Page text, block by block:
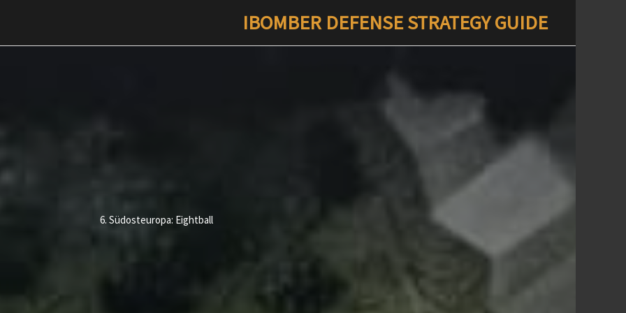
IBOMBER DEFENSE STRATEGY GUIDE
6. Südosteuropa: Eightball